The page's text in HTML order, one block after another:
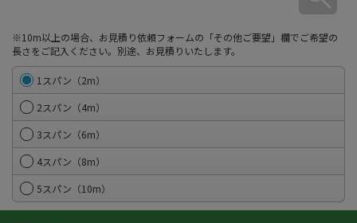
※10m以上の場合、お見積り依頼フォームの「その他ご要望」欄でご希望の
長さをご記入ください。別途、お見積りいたします。
1スパン（2m）
2スパン（4m）
3スパン（6m）
4スパン（8m）
5スパン（10m）